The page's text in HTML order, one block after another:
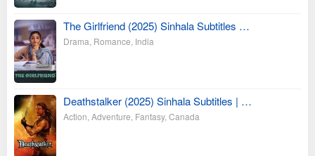
The Girlfriend (2025) Sinhala Subtitles …
Drama Romance India
Deathstalker (2025) Sinhala Subtitles | …
Action Adventure Fantasy, Canada